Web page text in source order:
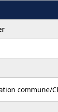
commune/